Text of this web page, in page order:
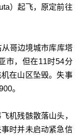
）起飞，原定前往
哥边境城市库库塔
市，但在11时54分
在山区坠毁。失事
。
机残骸散落山头，
时并未启动紧急信